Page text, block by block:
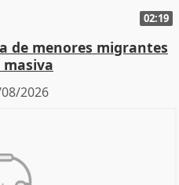
02:19
de menores migrantes
2026